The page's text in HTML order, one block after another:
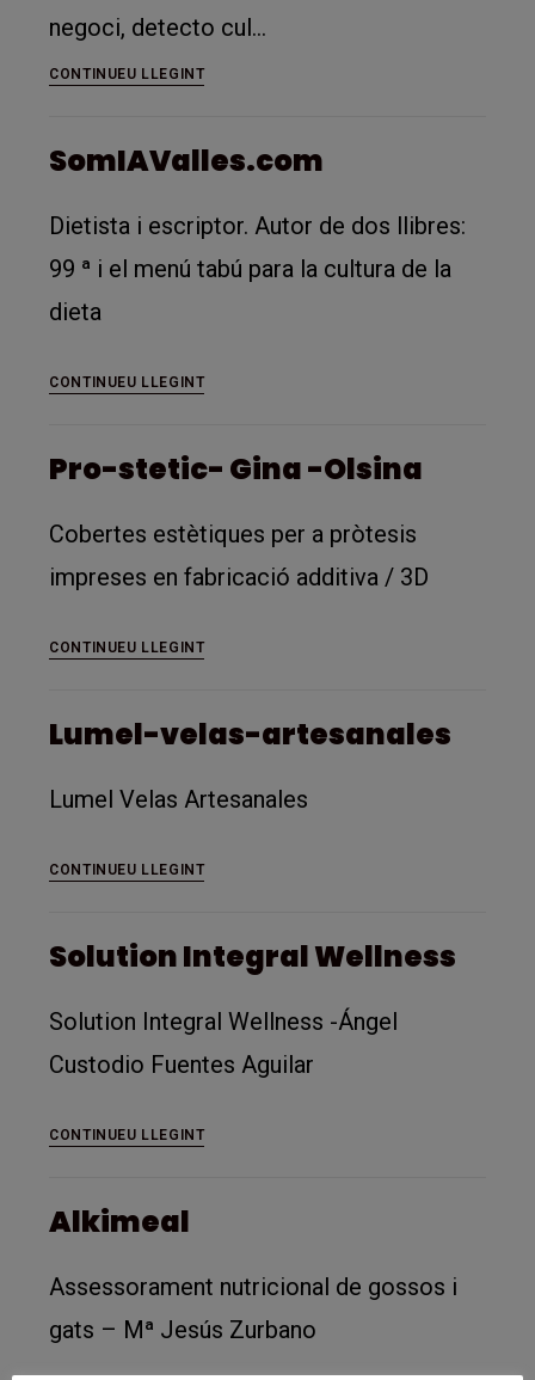
negoci, detecto cul…
CONTINUEU LLEGINT
Ruiz
SomIAValles.com
Dietista i escriptor. Autor de dos llibres:
99 ª i el menú tabú para la cultura de la
dieta
CONTINUEU LLEGINT
Pro-stetic- Gina -Olsina
Cobertes estètiques per a pròtesis
impreses en fabricació additiva / 3D
CONTINUEU LLEGINT
stetic-
-
Lumel-velas-artesanales
Lumel Velas Artesanales
CONTINUEU LLEGINT
velas-
Solution Integral Wellness
Solution Integral Wellness -Ángel
Custodio Fuentes Aguilar
CONTINUEU LLEGINT
Integral
Alkimeal
Assessorament nutricional de gossos i
gats – Mª Jesús Zurbano